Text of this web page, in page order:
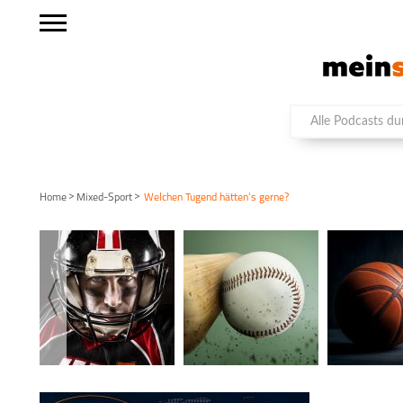
Home > Mixed-Sport > Welchen Tugend hätten’s gerne?